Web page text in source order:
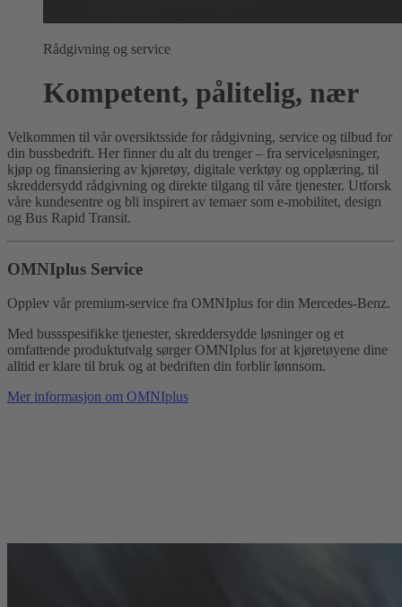
Rådgivning og service
Kompetent, pålitelig, nær
Velkommen til vår oversiktsside for rådgivning, service og tilbud for
din bussbedrift. Her finner du alt du trenger – fra serviceløsninger,
kjøp og finansiering av kjøretøy, digitale verktøy og opplæring, til
skreddersydd rådgivning og direkte tilgang til våre tjenester. Utforsk
våre kundesentre og bli inspirert av temaer som e-mobilitet, design
og Bus Rapid Transit.
OMNIplus Service
Opplev vår premium-service fra OMNIplus for din Mercedes-Benz.
Med bussspesifikke tjenester, skreddersydde løsninger og et
omfattende produktutvalg sørger OMNIplus for at kjøretøyene dine
alltid er klare til bruk og at bedriften din forblir lønnsom.
Mer informasjon om OMNIplus